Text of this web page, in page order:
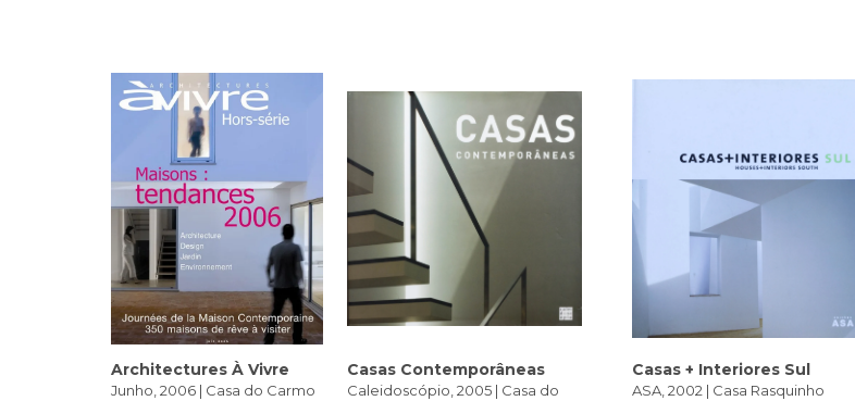
Architectures À Vivre
Junho, 2006 | Casa do Carmo
Casas Contemporâneas
Caleidoscópio, 2005 | Casa do
Casas + Interiores Sul
ASA, 2002 | Casa Rasquinho